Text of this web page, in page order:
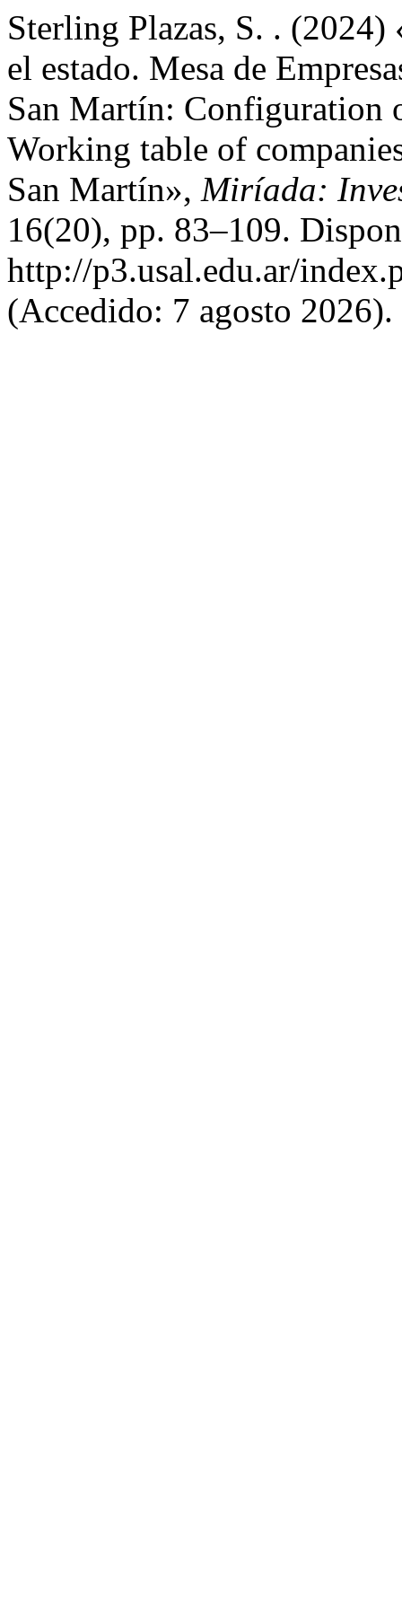
Sterling Plazas, S. .
el estado. Mesa de
San Martín: Configuration
Working table of
San Martín», Miríada:
16(20), pp. 83–109.
http://p3.usal.edu.ar/
(Accedido: 7 agosto 2026).